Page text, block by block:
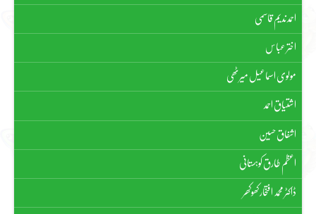
احمد ندیم قاسمی
اختر عباس
مولوی اسماعیل میرٹھی
اشتیاق احمد
اشفاق حسین
اعظم طارق کوہستانی
ڈاکٹر محمد افتخار کھوکھر